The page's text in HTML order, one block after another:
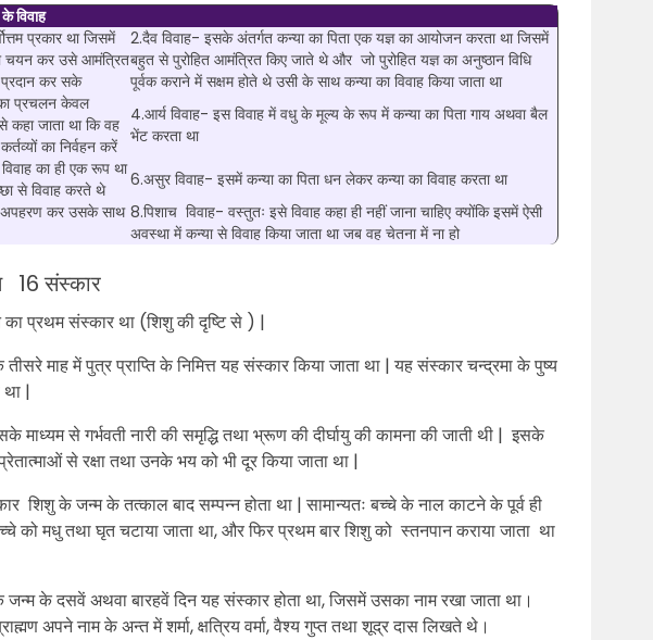
विवाह
प्रकार था जिसमें
चयन कर उसे आमंत्रित
प्रदान कर सके
2.दैव विवाह- इसके अंतर्गत कन्या का पिता एक यज्ञ का आयोजन करता था जिसमें
बहुत से पुरोहित आमंत्रित किए जाते थे और जो पुरोहित यज्ञ का अनुष्ठान विधि
पूर्वक कराने में सक्षम होते थे उसी के साथ कन्या का विवाह किया जाता था
का प्रचलन केवल
कहा जाता था कि वह
का निर्वहन करें
4.आर्य विवाह- इस विवाह में वधु के मूल्य के रूप में कन्या का पिता गाय अथवा बैल
भेंट करता था
का ही एक रूप था
से विवाह करते थे
6.असुर विवाह- इसमें कन्या का पिता धन लेकर कन्या का विवाह करता था
अपहरण कर उसके साथ 8.पिशाच विवाह- वस्तुतः इसे विवाह कहा ही नहीं जाना चाहिए क्योंकि इसमें ऐसी
अवस्था में कन्या से विवाह किया जाता था जब वह चेतना में ना हो
16 संस्कार
का प्रथम संस्कार था (शिशु की दृष्टि से ) |
माह में पुत्र प्राप्ति के निमित्त यह संस्कार किया जाता था | यह संस्कार चन्द्रमा के पुष्य
था |
माध्यम से गर्भवती नारी की समृद्धि तथा भ्रूण की दीर्घायु की कामना की जाती थी | इसके
से रक्षा तथा उनके भय को भी दूर किया जाता था |
शिशु के जन्म के तत्काल बाद सम्पन्न होता था | सामान्यतः बच्चे के नाल काटने के पूर्व ही
को मधु तथा घृत चटाया जाता था, और फिर प्रथम बार शिशु को स्तनपान कराया जाता था
के दसवें अथवा बारहवें दिन यह संस्कार होता था, जिसमें उसका नाम रखा जाता था।
अपने नाम के अन्त में शर्मा, क्षत्रिय वर्मा, वैश्य गुप्त तथा शूद्र दास लिखते थे।